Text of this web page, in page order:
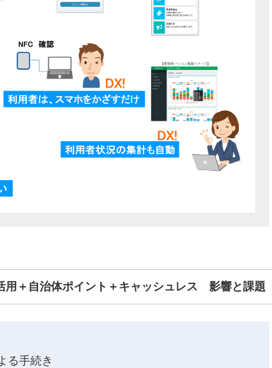
用＋自治体ポイント＋キャッシュレス 影響と課題
る手続き